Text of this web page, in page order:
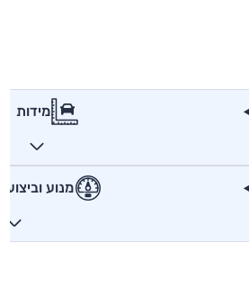
מידות
מנוע וביצועים